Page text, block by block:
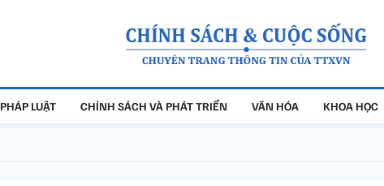
PHÁP LUẬT CHÍNH SÁCH VÀ PHÁT TRIỂN VĂN HÓA KHOA HỌC